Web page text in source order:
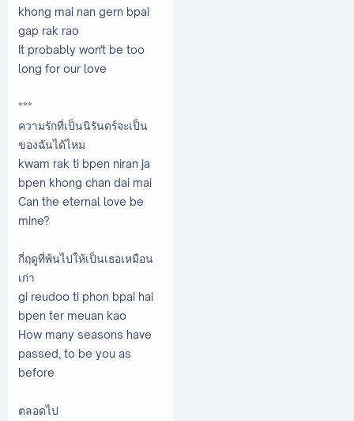
khong mai nan gern bpai
gap rak rao
It probably won't be too
long for our love
***
ความรักที่เป็นนิรันดร์จะเป็น
ของฉันได้ไหม
kwam rak ti bpen niran ja
bpen khong chan dai mai
Can the eternal love be
mine?
กี่ฤดูที่พ้นไปให้เป็นเธอเหมือน
เก่า
gi reudoo ti phon bpai hai
bpen ter meuan kao
How many seasons have
passed, to be you as
before
ตลอดไป